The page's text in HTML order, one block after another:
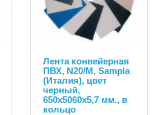
Лента конвейерная
ПВХ, N20/M, Sampla
(Италия), цвет
черный,
650х5060х5,7 мм., в
кольцо